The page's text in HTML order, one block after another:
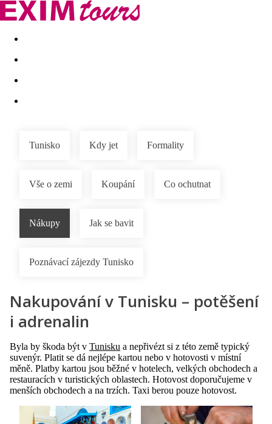
Akční nabídky Last minute
Tunisko Kdy jet Formality
Vše o zemi Koupání Co ochutnat
Nákupy Jak se bavit
Poznávací zájezdy Tunisko
Nakupování v Tunisku – potěšení
i adrenalin
Byla by škoda být v Tunisku a nepřivézt si z této země typický
suvenýr. Platit se dá nejlépe kartou nebo v hotovosti v místní
měně. Platby kartou jsou běžné v hotelech, velkých obchodech a
restauracích v turistických oblastech. Hotovost doporučujeme v
menších obchodech a na trzích. Taxi berou pouze hotovost.